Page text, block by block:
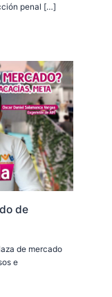
penal […]
de
de mercado
e